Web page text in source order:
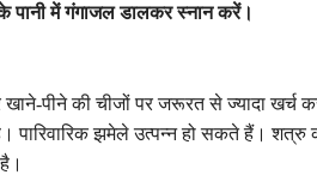
पानी में गंगाजल डालकर स्नान करें।
पीने की चीजों पर जरूरत से ज्यादा खर्च
पारिवारिक झमेले उत्पन्न हो सकते हैं।